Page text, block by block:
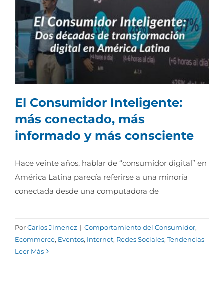
conectado, más informado y más
consciente
El Consumidor Inteligente:
más conectado, más
informado y más consciente
Hace veinte años, hablar de “consumidor digital” en
América Latina parecía referirse a una minoría
conectada desde una computadora de
PorCarlos Jimenez | Comportamiento del Consumidor,
Ecommerce, Eventos, Internet, Redes Sociales, Tendencias
Leer Más